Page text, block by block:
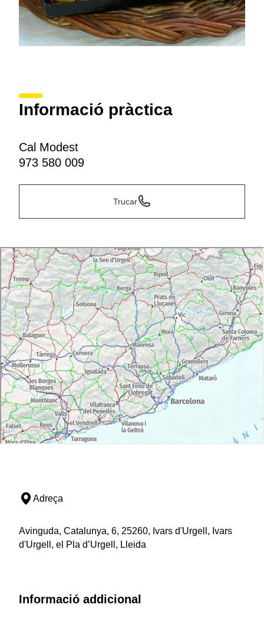
Informació pràctica
Cal Modest
973 580 009
Trucar
Adreça
Avinguda, Catalunya, 6, 25260, Ivars d'Urgell, Ivars
d'Urgell, el Pla d’Urgell, Lleida
Informació addicional